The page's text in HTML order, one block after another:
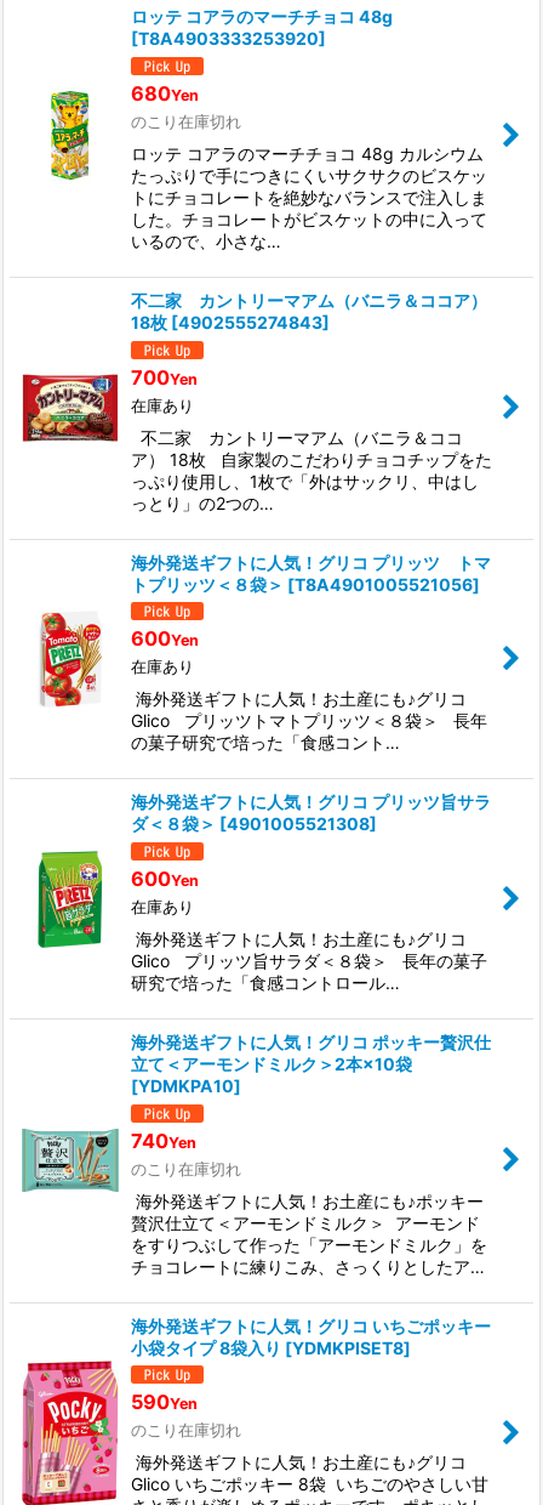
ロッテ コアラのマーチチョコ 48g
[T8A4903333253920]
680Yen
のこり在庫切れ
ロッテ コアラのマーチチョコ 48g カルシウム
たっぷりで手につきにくいサクサクのビスケッ
トにチョコレートを絶妙なバランスで注入しま
した。チョコレートがビスケットの中に入って
いるので、小さな…
不二家 カントリーマアム（バニラ＆ココア）
18枚 [4902555274843]
700Yen
在庫あり
不二家 カントリーマアム（バニラ＆ココ
ア） 18枚 自家製のこだわりチョコチップをた
っぷり使用し、1枚で「外はサックリ、中はし
っとり」の2つの…
海外発送ギフトに人気！グリコ プリッツ トマ
トプリッツ＜８袋＞ [T8A4901005521056]
600Yen
在庫あり
海外発送ギフトに人気！お土産にも♪グリコ
Glico プリッツトマトプリッツ＜８袋＞ 長年
の菓子研究で培った「食感コント…
海外発送ギフトに人気！グリコ プリッツ旨サラ
ダ＜８袋＞ [4901005521308]
600Yen
在庫あり
海外発送ギフトに人気！お土産にも♪グリコ
Glico プリッツ旨サラダ＜８袋＞ 長年の菓子
研究で培った「食感コントロール…
海外発送ギフトに人気！グリコ ポッキー贅沢仕
立て＜アーモンドミルク＞2本×10袋
[YDMKPA10]
740Yen
のこり在庫切れ
海外発送ギフトに人気！お土産にも♪ポッキー
贅沢仕立て＜アーモンドミルク＞ アーモンド
をすりつぶして作った「アーモンドミルク」を
チョコレートに練りこみ、さっくりとしたア…
海外発送ギフトに人気！グリコ いちごポッキー
小袋タイプ 8袋入り [YDMKPISET8]
590Yen
のこり在庫切れ
海外発送ギフトに人気！お土産にも♪グリコ
Glico いちごポッキー 8袋 いちごのやさしい甘